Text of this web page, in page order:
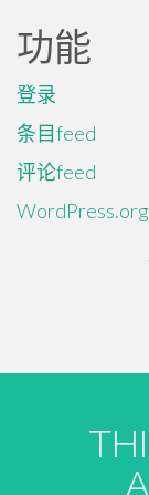
功能
登录
条目feed
评论feed
WordPress.org